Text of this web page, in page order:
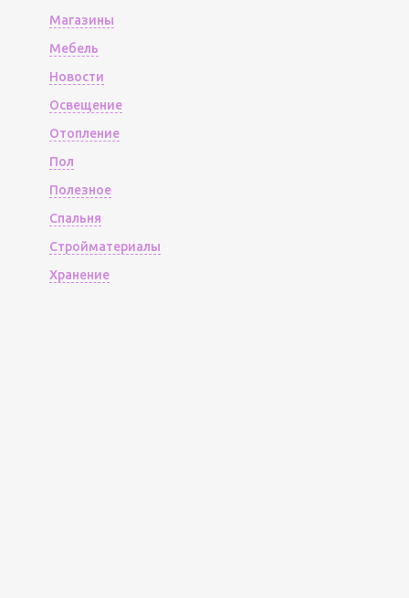
Магазины
Мебель
Новости
Освещение
Отопление
Пол
Полезное
Спальня
Стройматериалы
Хранение